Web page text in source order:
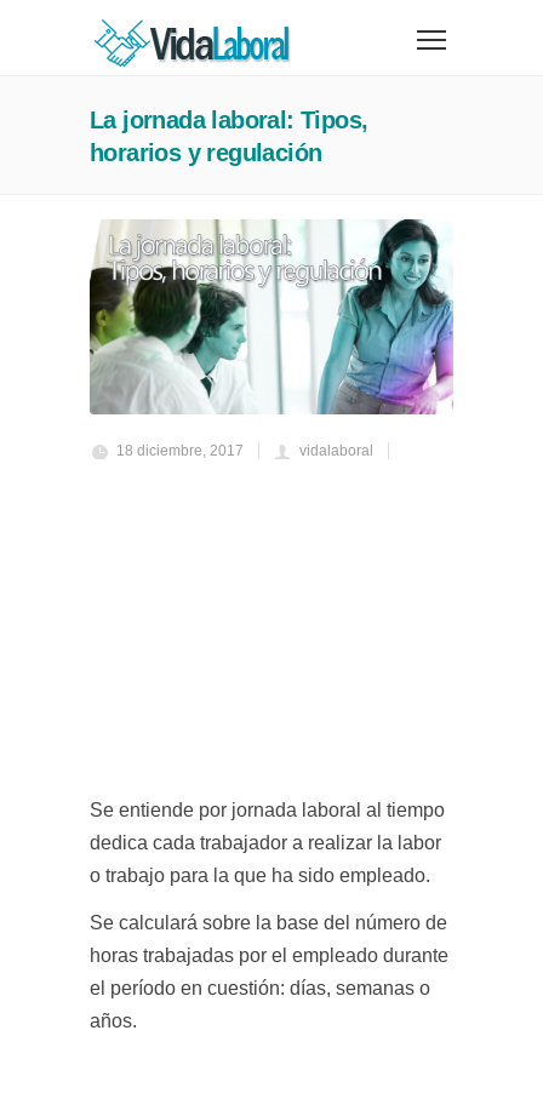
La jornada laboral: Tipos,
horarios y regulación
18 diciembre, 2017 vidalaboral
Se entiende por jornada laboral al tiempo
dedica cada trabajador a realizar la labor
o trabajo para la que ha sido empleado.
Se calculará sobre la base del número de
horas trabajadas por el empleado durante
el período en cuestión: días, semanas o
años.